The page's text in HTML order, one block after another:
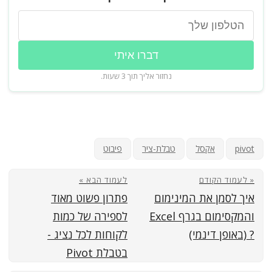
דברו איתי
נחזור אליך תוך 3 שעות.
pivot אקסל טבלת-ציר פיבוט
« לעמוד הקודם
איך לסמן את המינימום
והמקסימום בגרף Excel
? (באופן דינמי)
לעמוד הבא »
פתרון פשוט מאוד
לספירה של כמות
לקוחות לכל נציג -
בטבלת Pivot